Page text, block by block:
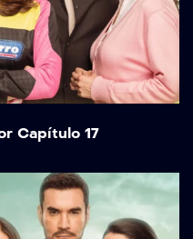
Capítulo 17